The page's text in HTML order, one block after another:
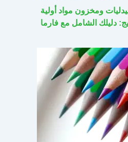
ومخزون مواد أولية
دليلك الشامل مع فارما